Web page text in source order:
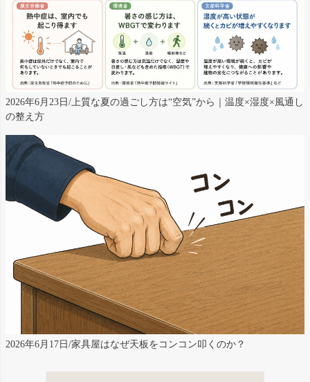
2026年6月23日/上質な夏の過ごし方は“空気”から｜温度×湿度×風通し
の整え方
2026年6月17日/家具屋はなぜ天板をコンコン叩くのか？